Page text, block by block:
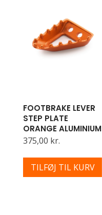
FOOTBRAKE LEVER
STEP PLATE
ORANGE ALUMINIUM
375,00 kr.
TILFØJ TIL KURV